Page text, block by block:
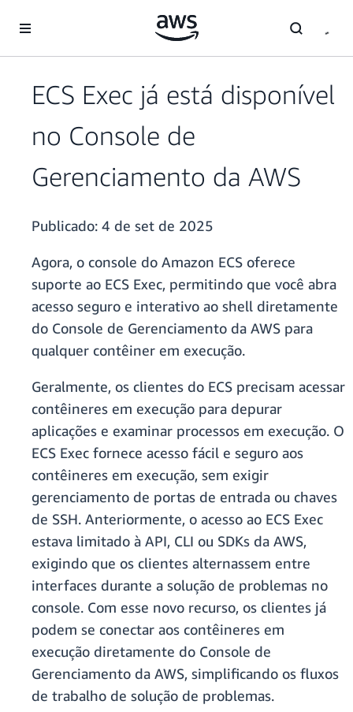
Pular para o conteúdo principal
ECS Exec já está disponível
no Console de
Gerenciamento da AWS
Publicado: 4 de set de 2025
Agora, o console do Amazon ECS oferece
suporte ao ECS Exec, permitindo que você abra
acesso seguro e interativo ao shell diretamente
do Console de Gerenciamento da AWS para
qualquer contêiner em execução.
Geralmente, os clientes do ECS precisam acessar
contêineres em execução para depurar
aplicações e examinar processos em execução. O
ECS Exec fornece acesso fácil e seguro aos
contêineres em execução, sem exigir
gerenciamento de portas de entrada ou chaves
de SSH. Anteriormente, o acesso ao ECS Exec
estava limitado à API, CLI ou SDKs da AWS,
exigindo que os clientes alternassem entre
interfaces durante a solução de problemas no
console. Com esse novo recurso, os clientes já
podem se conectar aos contêineres em
execução diretamente do Console de
Gerenciamento da AWS, simplificando os fluxos
de trabalho de solução de problemas.